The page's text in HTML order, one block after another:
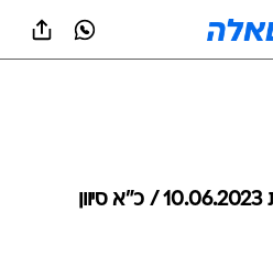
מבזקי חדשות - יום שבת 10.06.2023 / כ״א סיוון